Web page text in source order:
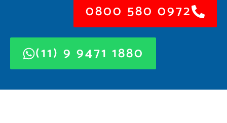
0800 580 0972
(11) 9 9471 1880